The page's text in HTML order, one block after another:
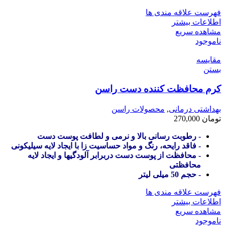
فهرست علاقه مندی ها
اطلاعات بیشتر
مشاهده سریع
ناموجود
مقایسه
بستن
کرم محافظت کننده دست راسن
بهداشتی درمانی, محصولات راسن
تومان
- رطوبت رسانی بالا و نرمی و لطافت پوست دست
- فاقد رایحه، رنگ و مواد حساسیت زا با ایجاد لایه سیلیکونی
- محافظت از پوست دست دربرابر آلودگیها و ایجاد لایه
محافظتی
- حجم 50 میلی لیتر
فهرست علاقه مندی ها
اطلاعات بیشتر
مشاهده سریع
ناموجود